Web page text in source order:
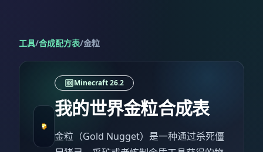
工具/合成配方表/金粒
Minecraft 26.2
我的世界金粒合成表
金粒（Gold Nugget）是一种通过杀死僵